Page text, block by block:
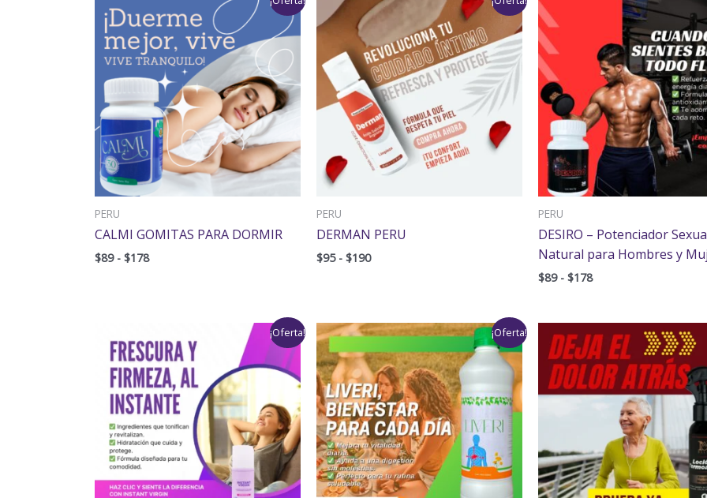
PERU
CALMI GOMITAS PARA DORMIR
$89 - $178
de
precios:
desde
$89
hasta
$178
PERU
DERMAN PERU
$95 - $190
de
precios:
desde
$95
hasta
$190
PERU
DESIRO – Potenciador
Natural para Hombres y
$89 - $178
precios:
desde
$89
hasta
$178
¡Oferta!
de
precios:
desde
$95
hasta
$190
¡Oferta!
Rango
precios:
desde
$119
hasta
$238
de
precios:
desde
$95
hasta